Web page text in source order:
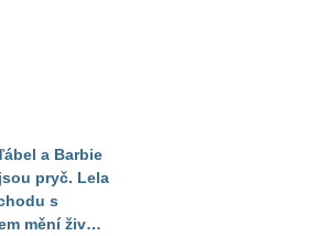
a Barbie
pryč. Lela
s
mění život i